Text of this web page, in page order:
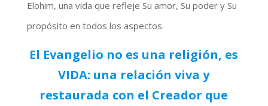
Elohim, una vida que refleje Su amor, Su poder y Su
propósito en todos los aspectos.
El Evangelio no es una religión, es
VIDA: una relación viva y
restaurada con el Creador que